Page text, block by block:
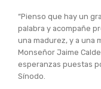
“Pienso que hay un
palabra y acompañe
una madurez, y a una
Monseñor Jaime
esperanzas puestas
Sínodo.